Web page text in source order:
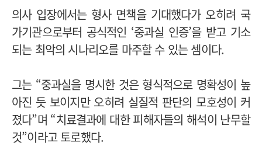
의사 입장에서는 형사 면책을 기대했다가 오히려 국
가기관으로부터 공식적인 ‘중과실 인증’을 받고 기소
되는 최악의 시나리오를 마주할 수 있는 셈이다.
그는 “중과실을 명시한 것은 형식적으로 명확성이 높
아진 듯 보이지만 오히려 실질적 판단의 모호성이 커
졌다”며 “치료결과에 대한 피해자들의 해석이 난무할
것”이라고 토로했다.